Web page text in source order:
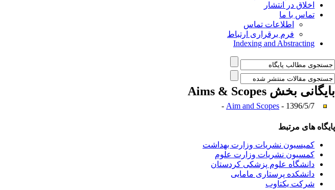
اخلاق در انتشار
تماس با ما
اطلاعات تماس
فرم برقراری ارتباط
Indexing and Abstracting
بایگانی بخش Aims & Scopes
Aim and Scopes - 1396/5/7 -
پایگاه های مرتبط
کمیسیون نشریات وزارت بهداشت
کمسیون نشریات وزارت علوم
دانشگاه علوم پزشکی کردستان
دانشکده پرستاری مامایی
شرکت یکتاوب